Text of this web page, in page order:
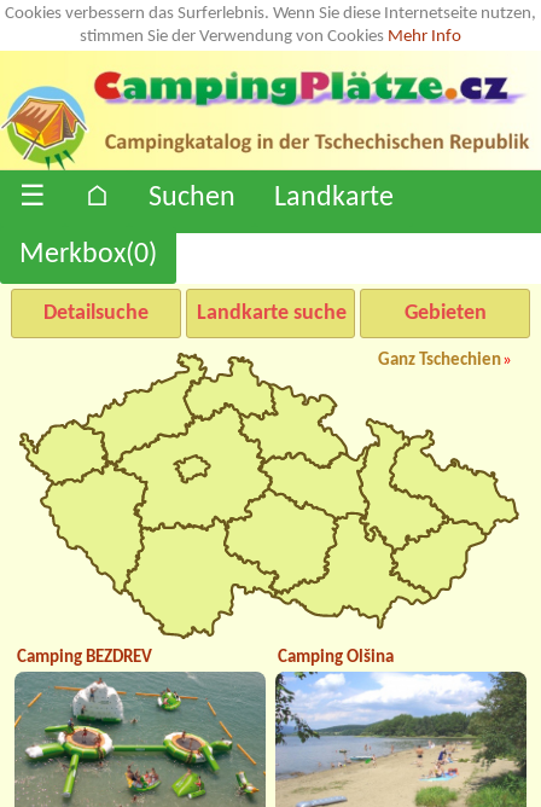
Cookies verbessern das Surferlebnis. Wenn Sie diese Internetseite nutzen,
stimmen Sie der Verwendung von Cookies Mehr Info
☰ ⌂ Suchen
Landkarte
Merkbox(0)
Detailsuche Landkarte suche Gebieten
Ganz Tschechien»
Camping BEZDREV Camping Olšina